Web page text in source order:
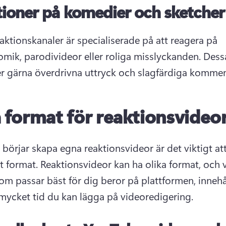
på komedier och sketcher
är specialiserade på att reagera på
parodivideor eller roliga misslyckanden.
gärna överdrivna uttryck och slagfärdiga
format för
börjar skapa egna reaktionsvideor är det viktigt
format. Reaktionsvideor kan ha olika format, och
passar bäst för dig beror på plattformen,
tid du kan lägga på videoredigering.